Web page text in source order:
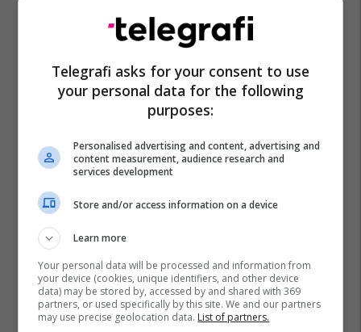
Telegrafi asks for your consent to use
your personal data for the following
purposes:
Personalised advertising and content, advertising and
content measurement, audience research and
services development
Store and/or access information on a device
Learn more
Your personal data will be processed and information from
your device (cookies, unique identifiers, and other device
data) may be stored by, accessed by and shared with 369
partners, or used specifically by this site. We and our partners
may use precise geolocation data. List of partners.